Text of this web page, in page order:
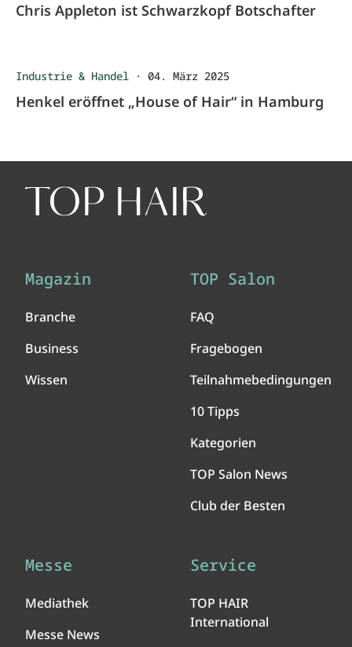
Chris Appleton ist Schwarzkopf Botschafter
Industrie & Handel · 04. März 2025
Henkel eröffnet „House of Hair“ in Hamburg
Magazin
Branche
Business
Wissen
TOP Salon
FAQ
Fragebogen
Teilnahmebedingungen
10 Tipps
Kategorien
TOP Salon News
Club der Besten
Messe
Mediathek
Messe News
Service
TOP HAIR
International